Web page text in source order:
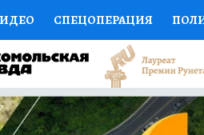
СПЕЦОПЕРАЦИЯ
НАУКА СПОРТ
ДОКТОР